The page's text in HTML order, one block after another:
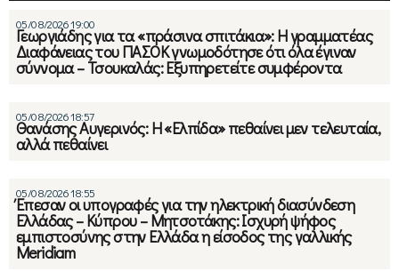
05/08/2026 19:00
Γεωργιάδης για τα «πράσινα σπιτάκια»: Η γραμματέας
Διαφάνειας του ΠΑΣΟΚ γνωμοδότησε ότι όλα έγιναν
σύννομα – Τσουκαλάς: Εξυπηρετείτε συμφέροντα
05/08/2026 18:57
Θανάσης Αυγερινός: Η «Ελπίδα» πεθαίνει μεν τελευταία,
αλλά πεθαίνει
05/08/2026 18:55
Έπεσαν οι υπογραφές για την ηλεκτρική διασύνδεση
Ελλάδας – Κύπρου – Μητσοτάκης: Ισχυρή ψήφος
εμπιστοσύνης στην Ελλάδα η είσοδος της γαλλικής
Meridiam